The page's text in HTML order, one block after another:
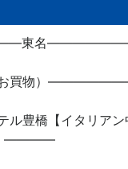
東名
お買物）
豊橋【イタリアン
】――――